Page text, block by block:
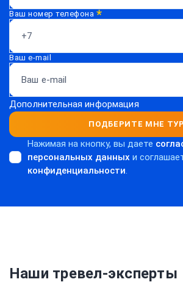
Ваш номер телефона *
Ваш e-mail
Дополнительная информация
ПОДБЕРИТЕ МНЕ ТУР
Нажимая на кнопку, вы даете
персональных данных и
конфиденциальности.
Наши тревел-эксперты